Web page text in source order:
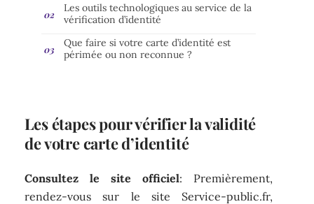
Les outils technologiques au service de la
vérification d’identité
Que faire si votre carte d’identité est
périmée ou non reconnue ?
Les étapes pour vérifier la validité
de votre carte d’identité
Consultez le site officiel: Premièrement,
rendez-vous sur le site Service-public.fr,